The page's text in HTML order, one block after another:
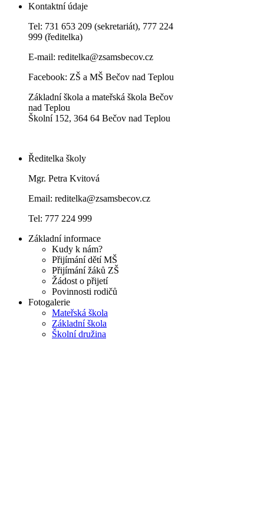
Kontaktní údaje
Tel: 731 653 209 (sekretariát), 777 224
999 (ředitelka)
E-mail: reditelka@zsamsbecov.cz
Facebook: ZŠ a MŠ Bečov nad Teplou
Základní škola a mateřská škola Bečov
nad Teplou
Školní 152, 364 64 Bečov nad Teplou
Ředitelka školy
Mgr. Petra Kvitová
Email: reditelka@zsamsbecov.cz
Tel: 777 224 999
Základní informace
Kudy k nám?
Přijímání dětí MŠ
Přijímání žáků ZŠ
Žádost o přijetí
Povinnosti rodičů
Fotogalerie
Mateřská škola
Základní škola
Školní družina